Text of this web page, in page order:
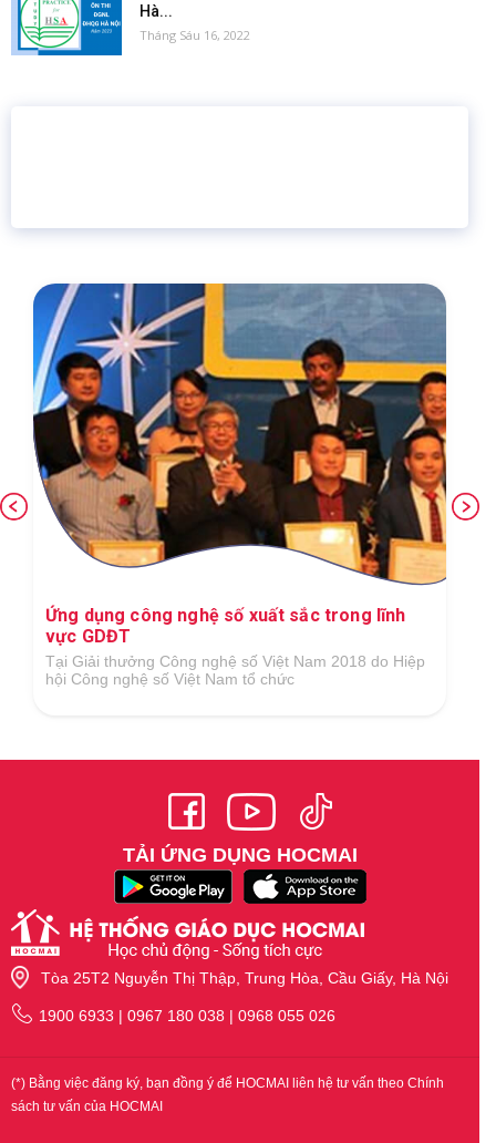
Hà...
Tháng Sáu 16, 2022
Ứng dụng công nghệ số xuất sắc trong lĩnh
vực GDĐT
Tại Giải thưởng Công nghệ số Việt Nam 2018 do Hiệp
hội Công nghệ số Việt Nam tổ chức
TẢI ỨNG DỤNG HOCMAI
Tòa 25T2 Nguyễn Thị Thập, Trung Hòa, Cầu Giấy, Hà Nội
1900 6933 | 0967 180 038 | 0968 055 026
(*) Bằng việc đăng ký, bạn đồng ý để HOCMAI liên hệ tư vấn theo Chính
sách tư vấn của HOCMAI